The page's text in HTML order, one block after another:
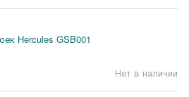
Hercules GSB001
Нет в наличии